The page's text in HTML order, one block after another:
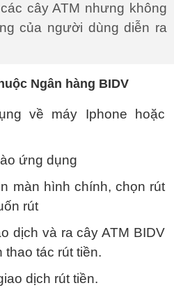
cây ATM nhưng không
của người dùng diễn ra
Ngân hàng BIDV
về máy Iphone hoặc
ứng dụng
màn hình chính, chọn rút
rút
dịch và ra cây ATM BIDV
tác rút tiền.
dịch rút tiền.